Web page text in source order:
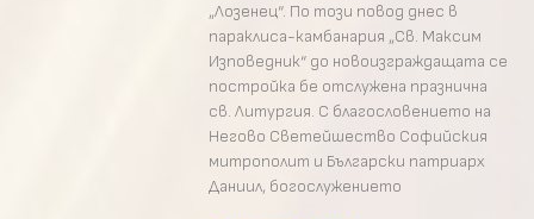
„Лозенец“. По този повод днес в
параклиса-камбанария „Св. Максим
Изповедник“ до новоизграждащата се
постройка бе отслужена празнична
св. Литургия. С благословението на
Негово Светейшество Софийския
митрополит и Български патриарх
Даниил, богослужението